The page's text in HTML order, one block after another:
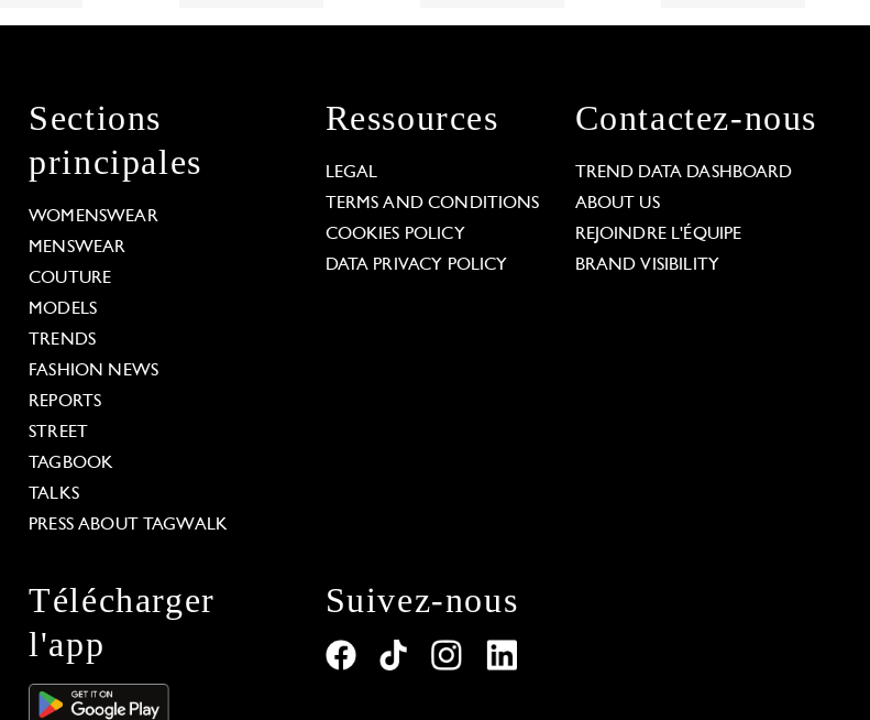
Sections
principales
WOMENSWEAR
MENSWEAR
COUTURE
MODELS
TRENDS
FASHION NEWS
REPORTS
STREET
TAGBOOK
TALKS
PRESS ABOUT TAGWALK
Ressources
LEGAL
TERMS AND CONDITIONS
COOKIES POLICY
DATA PRIVACY POLICY
Contactez-nous
TREND DATA DASHBOARD
ABOUT US
REJOINDRE L'ÉQUIPE
BRAND VISIBILITY
Télécharger
l'app
Suivez-nous